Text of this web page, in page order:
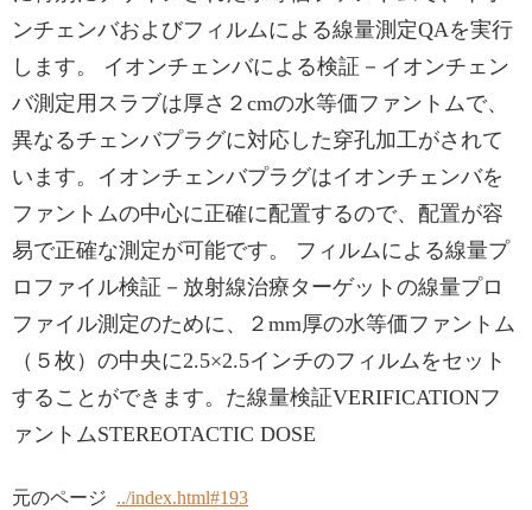
ンチェンバおよびフィルムによる線量測定QAを実行
します。 イオンチェンバによる検証－イオンチェン
バ測定用スラブは厚さ２cmの水等価ファントムで、
異なるチェンバプラグに対応した穿孔加工がされて
います。イオンチェンバプラグはイオンチェンバを
ファントムの中心に正確に配置するので、配置が容
易で正確な測定が可能です。 フィルムによる線量プ
ロファイル検証－放射線治療ターゲットの線量プロ
ファイル測定のために、２mm厚の水等価ファントム
（５枚）の中央に2.5×2.5インチのフィルムをセット
することができます。た線量検証VERIFICATIONフ
ァントムSTEREOTACTIC DOSE
元のページ ../index.html#193